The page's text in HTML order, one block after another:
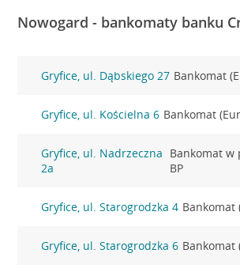
Nowogard - bankomaty banku
Gryfice, ul. Dąbskiego 27 Bankomat
Gryfice, ul. Kościelna 6 Bankomat
Gryfice, ul. Nadrzeczna
2a
Bankomat w
BP
Gryfice, ul. Starogrodzka 4 Bankomat
Gryfice, ul. Starogrodzka 6 Bankomat